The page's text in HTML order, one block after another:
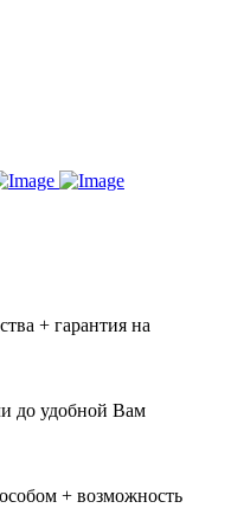
+ гарантия на
до удобной Вам
+ возможность